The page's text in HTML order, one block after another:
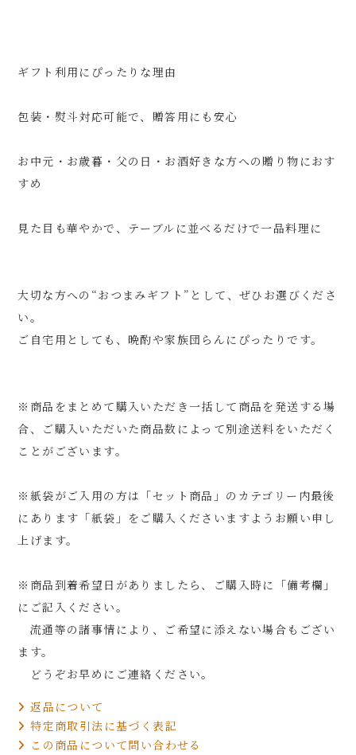
ギフト利用にぴったりな理由
包装・熨斗対応可能で、贈答用にも安心
お中元・お歳暮・父の日・お酒好きな方への贈り物におす
すめ
見た目も華やかで、テーブルに並べるだけで一品料理に
大切な方への“おつまみギフト”として、ぜひお選びくださ
い。
ご自宅用としても、晩酌や家族団らんにぴったりです。
※商品をまとめて購入いただき一括して商品を発送する場
合、ご購入いただいた商品数によって別途送料をいただく
ことがございます。
※紙袋がご入用の方は「セット商品」のカテゴリー内最後
にあります「紙袋」をご購入くださいますようお願い申し
上げます。
※商品到着希望日がありましたら、ご購入時に「備考欄」
にご記入ください。
流通等の諸事情により、ご希望に添えない場合もござい
ます。
どうぞお早めにご連絡ください。
返品について
特定商取引法に基づく表記
この商品について問い合わせる